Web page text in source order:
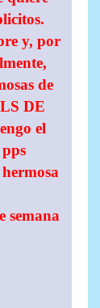
y, por
de
DE
el
semana